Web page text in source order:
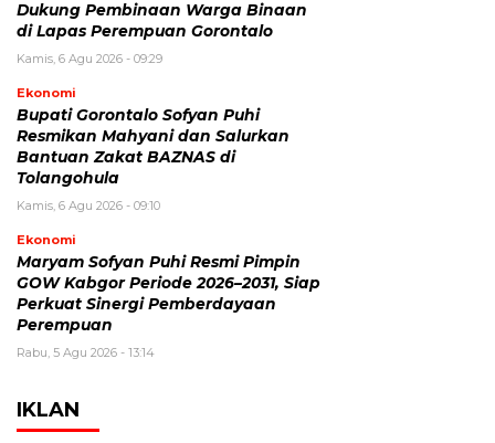
Dukung Pembinaan Warga Binaan
di Lapas Perempuan Gorontalo
Kamis, 6 Agu 2026 - 09:29
Ekonomi
Bupati Gorontalo Sofyan Puhi
Resmikan Mahyani dan Salurkan
Bantuan Zakat BAZNAS di
Tolangohula
Kamis, 6 Agu 2026 - 09:10
Ekonomi
Maryam Sofyan Puhi Resmi Pimpin
GOW Kabgor Periode 2026–2031, Siap
Perkuat Sinergi Pemberdayaan
Perempuan
Rabu, 5 Agu 2026 - 13:14
IKLAN